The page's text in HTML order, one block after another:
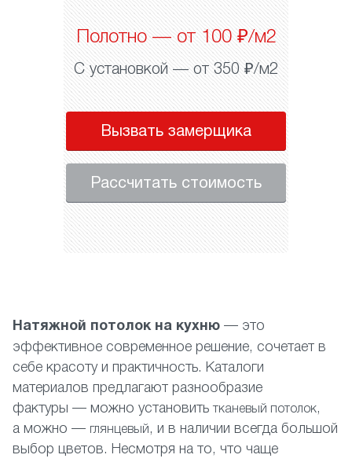
Полотно — от 100 ₽/м2
С установкой — от 350 ₽/м2
Вызвать замерщика
Рассчитать стоимость
Н атяжной потолок на кухню — это
эффективное современное решение, сочетает в
себе красоту и практичность. Каталоги
материалов предлагают разнообразие
фактуры — можно установитьтканевый потолок,
а можно — глянцевый , и в наличии всегда большой
выбор цветов. Несмотря на то, что чаще